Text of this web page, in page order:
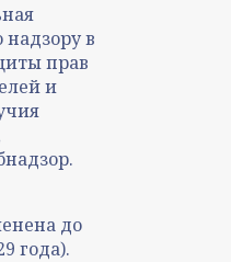
надзору в
прав
и
до
года).